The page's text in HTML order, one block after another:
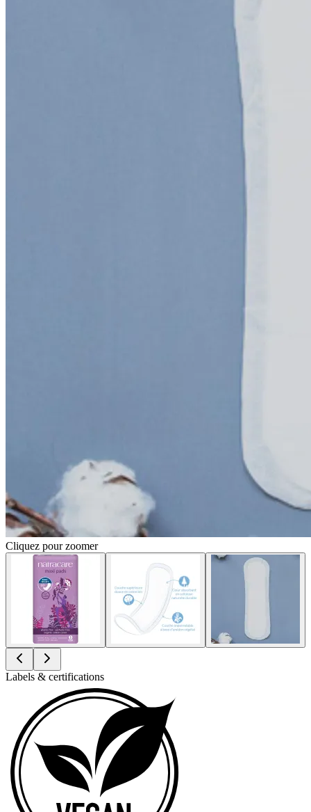
Cliquez pour zoomer
Labels & certifications